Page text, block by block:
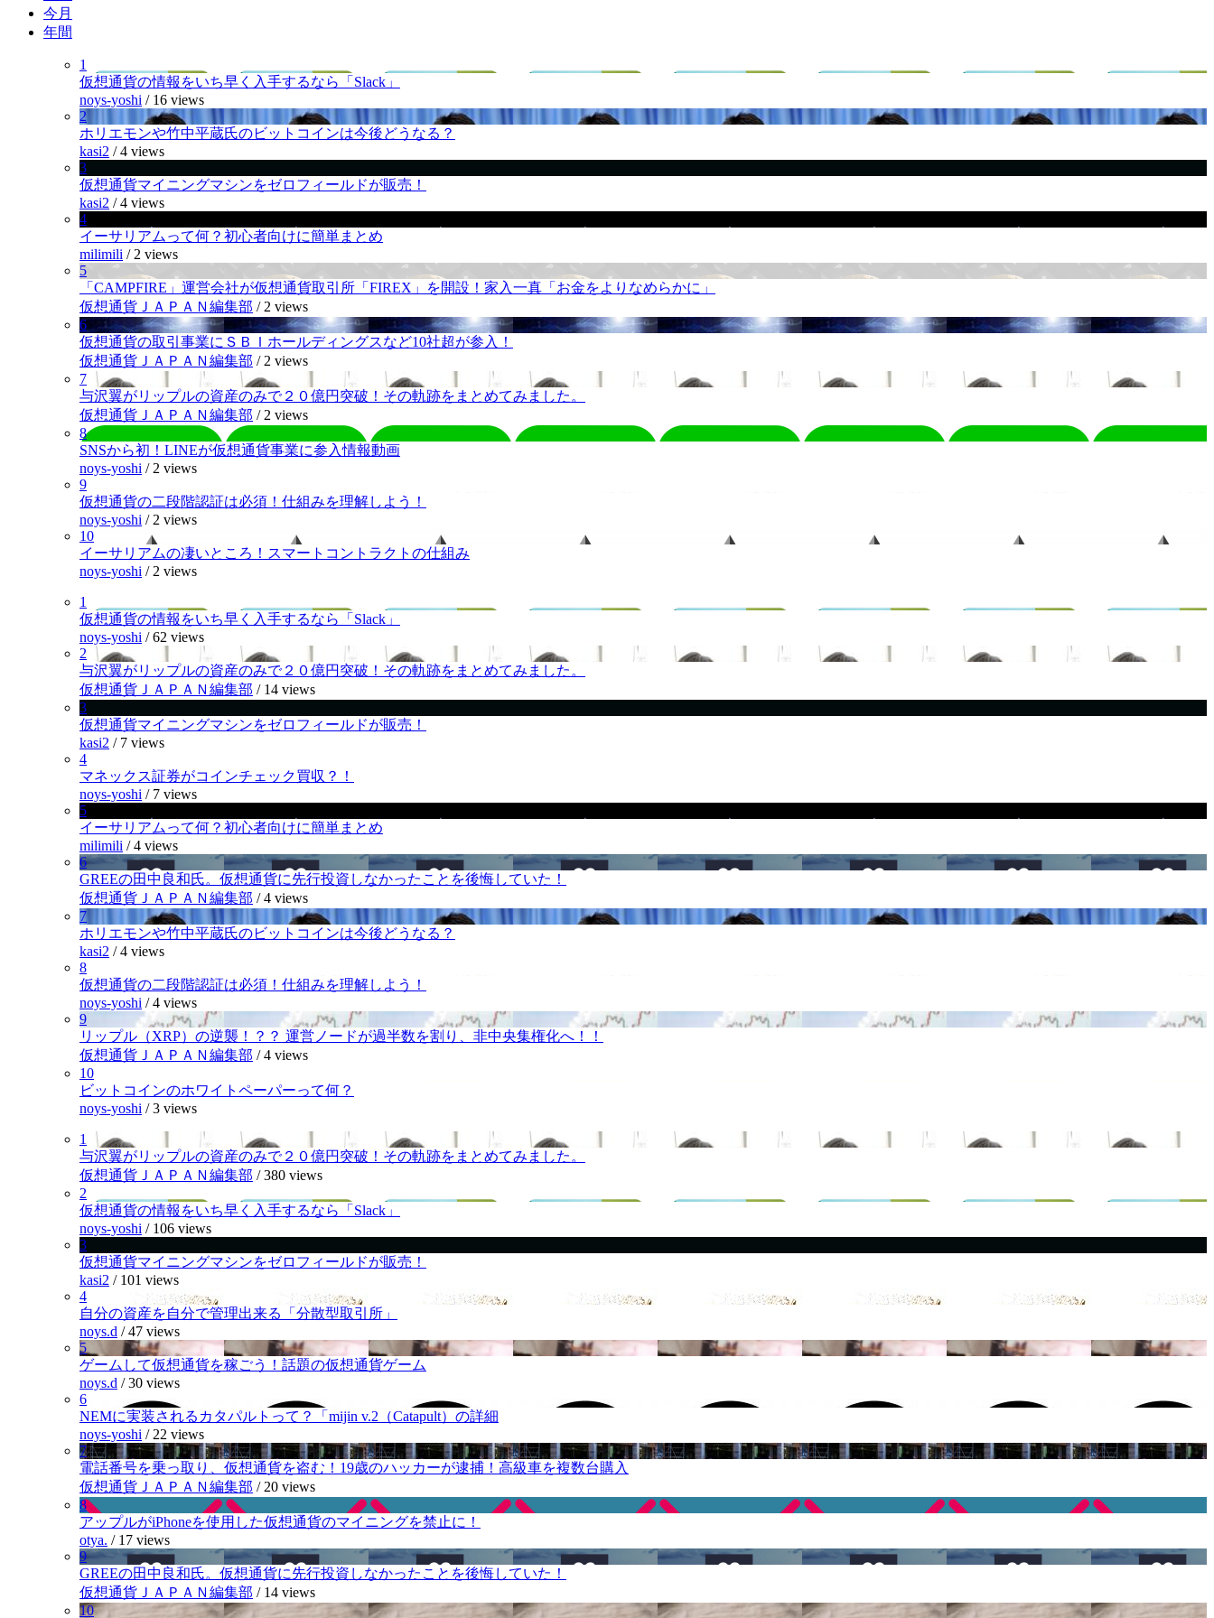
今月
年間
1
仮想通貨の情報をいち早く入手するなら「Slack」
noys-yoshi / 16 views
2
ホリエモンや竹中平蔵氏のビットコインは今後どうなる？
kasi2 /4 views
3
仮想通貨マイニングマシンをゼロフィールドが販売！
kasi2 /4 views
4
イーサリアムって何？初心者向けに簡単まとめ
milimili / 2 views
5
「CAMPFIRE」運営会社が仮想通貨取引所「FIREX」を開設！家入一真「お金をよりなめらかに」
仮想通貨ＪＡＰＡＮ編集部 / 2 views
6
仮想通貨の取引事業にＳＢＩホールディングスなど10社超が参入！
仮想通貨ＪＡＰＡＮ編集部 / 2 views
7
与沢翼がリップルの資産のみで２０億円突破！その軌跡をまとめてみました。
仮想通貨ＪＡＰＡＮ編集部 / 2 views
8
SNSから初！LINEが仮想通貨事業に参入情報動画
noys-yoshi / 2 views
9
仮想通貨の二段階認証は必須！仕組みを理解しよう！
noys-yoshi / 2 views
10
イーサリアムの凄いところ！スマートコントラクトの仕組み
noys-yoshi / 2 views
1
仮想通貨の情報をいち早く入手するなら「Slack」
noys-yoshi /62 views
2
与沢翼がリップルの資産のみで２０億円突破！その軌跡をまとめてみました。
仮想通貨ＪＡＰＡＮ編集部 / 14 views
3
仮想通貨マイニングマシンをゼロフィールドが販売！
kasi2 / 7 views
4
マネックス証券がコインチェック買収？！
noys-yoshi / 7 views
5
イーサリアムって何？初心者向けに簡単まとめ
milimili /4 views
6
GREEの田中良和氏。仮想通貨に先行投資しなかったことを後悔していた！
仮想通貨ＪＡＰＡＮ編集部 /4 views
7
ホリエモンや竹中平蔵氏のビットコインは今後どうなる？
kasi2 /4 views
8
仮想通貨の二段階認証は必須！仕組みを理解しよう！
noys-yoshi /4 views
9
リップル（XRP）の逆襲！？？ 運営ノードが過半数を割り、非中央集権化へ！！
仮想通貨ＪＡＰＡＮ編集部 /4 views
10
ビットコインのホワイトペーパーって何？
noys-yoshi /3 views
1
与沢翼がリップルの資産のみで２０億円突破！その軌跡をまとめてみました。
仮想通貨ＪＡＰＡＮ編集部 /380 views
2
仮想通貨の情報をいち早く入手するなら「Slack」
noys-yoshi / 106 views
3
仮想通貨マイニングマシンをゼロフィールドが販売！
kasi2 / 101 views
4
自分の資産を自分で管理出来る「分散型取引所」
noys.d /47 views
5
ゲームして仮想通貨を稼ごう！話題の仮想通貨ゲーム
noys.d /30 views
6
NEMに実装されるカタパルトって？「mijin v.2（Catapult）の詳細
noys-yoshi / 22 views
7
電話番号を乗っ取り、仮想通貨を盗む！19歳のハッカーが逮捕！高級車を複数台購入
仮想通貨ＪＡＰＡＮ編集部 / 20 views
8
アップルがiPhoneを使用した仮想通貨のマイニングを禁止に！
otya. / 17 views
9
GREEの田中良和氏。仮想通貨に先行投資しなかったことを後悔していた！
仮想通貨ＪＡＰＡＮ編集部 / 14 views
10